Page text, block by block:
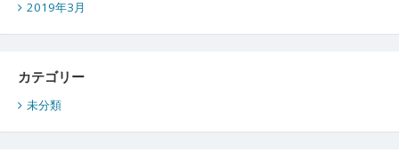
2019年3月
カテゴリー
未分類